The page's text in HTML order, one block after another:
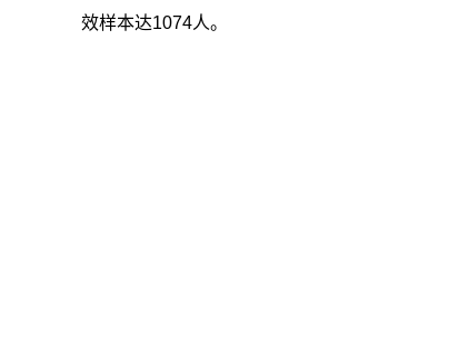
效样本达1074人。